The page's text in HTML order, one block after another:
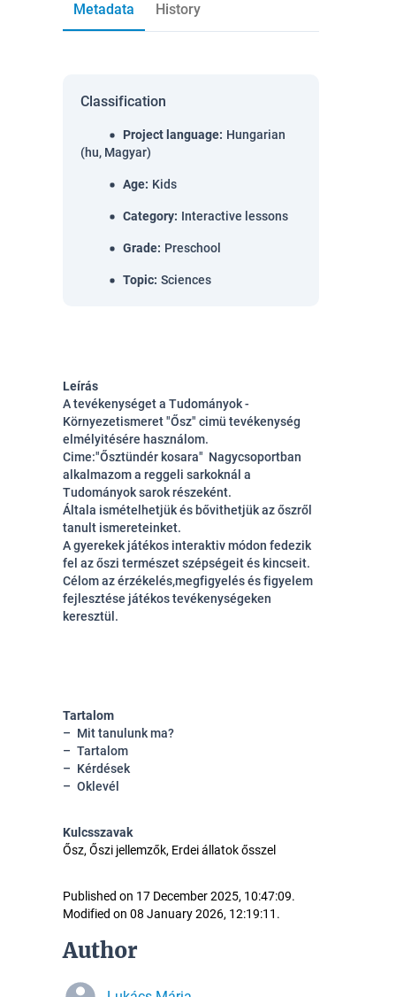
Metadata History
Classification
Project language: Hungarian
(hu, Magyar)
Age: Kids
Category: Interactive lessons
Grade: Preschool
Topic: Sciences
Leírás
A tevékenységet a Tudományok -
Környezetismeret "Ősz" cimü tevékenység
elmélyitésére használom.
Cime:"Ősztündér kosara" Nagycsoportban
alkalmazom a reggeli sarkoknál a
Tudományok sarok részeként.
Általa ismételhetjük és bővithetjük az őszről
tanult ismereteinket.
A gyerekek játékos interaktiv módon fedezik
fel az őszi természet szépségeit és kincseit.
Célom az érzékelés,megfigyelés és figyelem
fejlesztése játékos tevékenységeken
keresztül.
Tartalom
Mit tanulunk ma?
Tartalom
Kérdések
Oklevél
Kulcsszavak
Ősz, Őszi jellemzők, Erdei állatok ősszel
Published on 17 December 2025, 10:47:09.
Modified on 08 January 2026, 12:19:11.
Author